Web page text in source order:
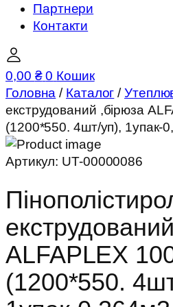
Партнери
Контакти
0,00 ₴ 0 Кошик
Головна / Каталог /
екструдований ,бірюза
(1200*550. 4шт/уп), 1упак-
Артикул: UT-00000086
ALFAPLEX
(1200*550.